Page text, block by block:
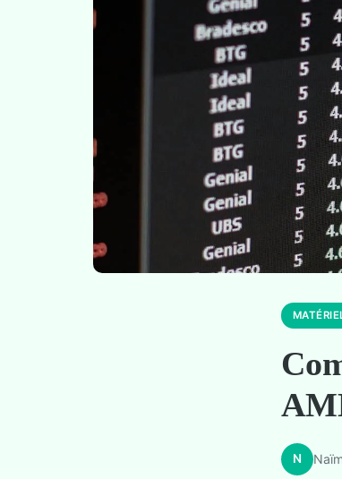
N Naïm